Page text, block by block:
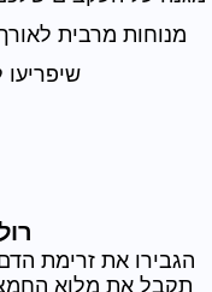
מנוחות מרבית
הגבירו את זרימת
תקבל את מלוא